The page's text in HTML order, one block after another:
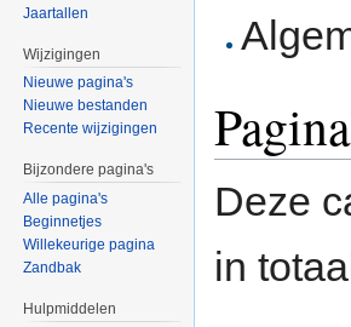
Deze
in
Jaartallen
Wijzigingen
Nieuwe pagina's
Nieuwe bestanden
Recente wijzigingen
Bijzondere pagina's
Alle pagina's
Beginnetjes
Willekeurige pagina
Zandbak
Hulpmiddelen